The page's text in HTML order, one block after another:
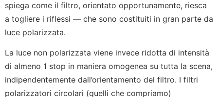
spiega come il filtro, orientato opportunamente, riesca
a togliere i riflessi — che sono costituiti in gran parte da
luce polarizzata.
La luce non polarizzata viene invece ridotta di intensità
di almeno 1 stop in maniera omogenea su tutta la scena,
indipendentemente dall’orientamento del filtro. I filtri
polarizzatori circolari (quelli che compriamo)